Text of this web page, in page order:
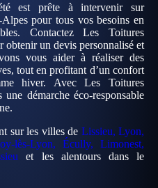
est prête à intervenir sur
pour tous vos besoins en
Contactez Les Toitures
obtenir un devis personnalisé et
vous aider à réaliser des
tout en profitant d’un confort
hiver. Avec Les Toitures
démarche éco-responsable
sur les villes de Lissieu, Lyon,
lès-Lyon, Écully, Limonest,
et les alentours dans le